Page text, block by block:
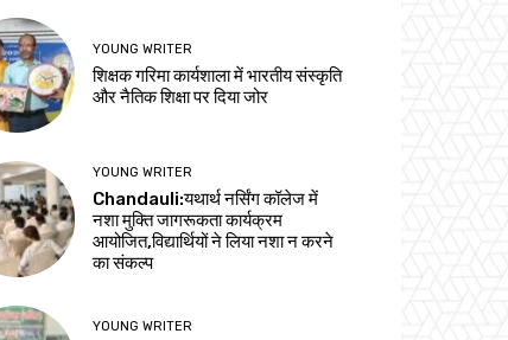
YOUNG WRITER
शिक्षक गरिमा कार्यशाला में भारतीय संस्कृति
और नैतिक शिक्षा पर दिया जोर
YOUNG WRITER
Chandauli:यथार्थ नर्सिंग कॉलेज में
नशा मुक्ति जागरूकता कार्यक्रम
आयोजित,विद्यार्थियों ने लिया नशा न करने
का संकल्प
YOUNG WRITER